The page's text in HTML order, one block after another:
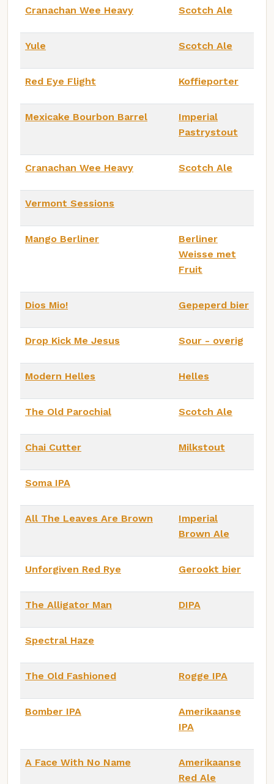
Cranachan Wee Heavy Scotch Ale
Yule Scotch Ale
Red Eye Flight Koffieporter
Mexicake Bourbon Barrel
Imperial
Pastrystout
Cranachan Wee Heavy Scotch Ale
Vermont Sessions
Mango Berliner
Berliner
Weisse met
Fruit
Dios Mio! Gepeperd bier
Drop Kick Me Jesus Sour - overig
Modern Helles Helles
The Old Parochial Scotch Ale
Chai Cutter Milkstout
Soma IPA
All The Leaves Are Brown
Imperial
Brown Ale
Unforgiven Red Rye Gerookt bier
The Alligator Man DIPA
Spectral Haze
The Old Fashioned Rogge IPA
Bomber IPA
Amerikaanse
IPA
A Face With No Name
Amerikaanse
Red Ale